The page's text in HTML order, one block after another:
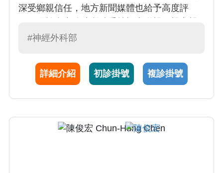
深受鄉親信任，地方新聞媒體也給予高度評
為的精神為大台中的民眾提供醫療照護。
#神經外科部
詳細介紹 初診掛號 複診掛號